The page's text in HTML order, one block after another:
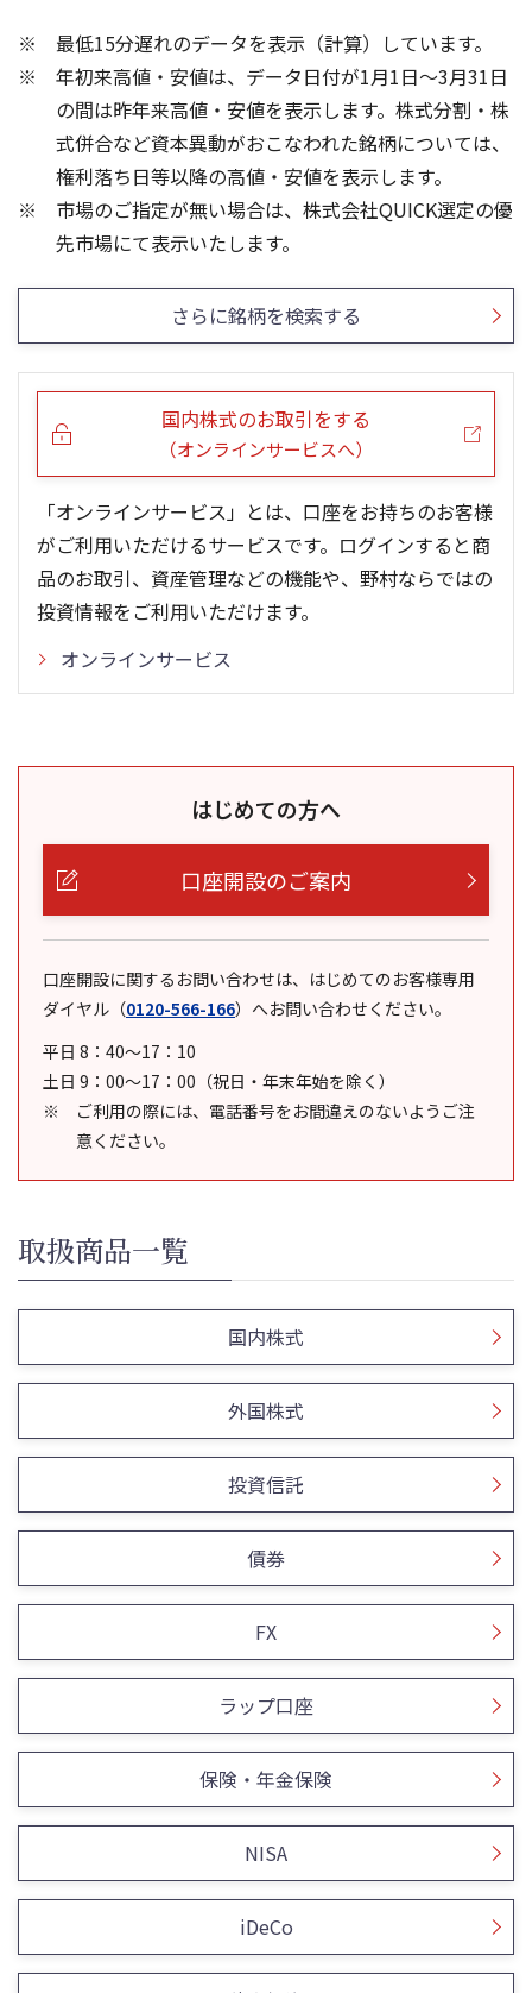
13週移動平均 26週移動平均 出来高(百万)
0
300
0
20
40
5ヶ月移動平均 25ヶ月移動平均 出来高(百万)
0
300
0
10
20
最低15分遅れのデータを表示（計算）しています。
年初来高値・安値は、データ日付が1月1日～3月31日
の間は昨年来高値・安値を表示します。株式分割・株
式併合など資本異動がおこなわれた銘柄については、
権利落ち日等以降の高値・安値を表示します。
市場のご指定が無い場合は、株式会社QUICK選定の優
先市場にて表示いたします。
さらに銘柄を検索する
国内株式のお取引をする
（オンラインサービスへ）
「オンラインサービス」とは、口座をお持ちのお客様
がご利用いただけるサービスです。ログインすると商
品のお取引、資産管理などの機能や、野村ならではの
投資情報をご利用いただけます。
オンラインサービス
はじめての方へ
口座開設のご案内
口座開設に関するお問い合わせは、はじめてのお客様専用
ダイヤル （0120-566-166） へお問い合わせください。
平日 8：40～17：10
土日 9：00～17：00（祝日・年末年始を除く）
ご利用の際には、電話番号をお間違えのないようご注
意ください。
取扱商品一覧
国内株式
外国株式
投資信託
債券
FX
ラップ口座
保険・年金保険
NISA
iDeCo